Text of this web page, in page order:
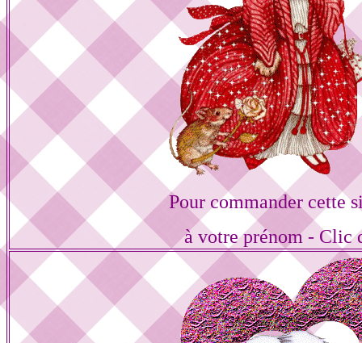
Pour commander cette
à votre prénom - Clic